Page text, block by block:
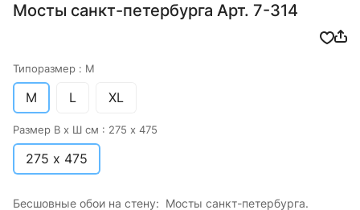
Мосты санкт-петербурга Арт. 7-314
Типоразмер : M
M L XL
Размер В х Ш см : 275 х 475
275 х 475
Бесшовные обои на стену: Мосты санкт-петербурга.